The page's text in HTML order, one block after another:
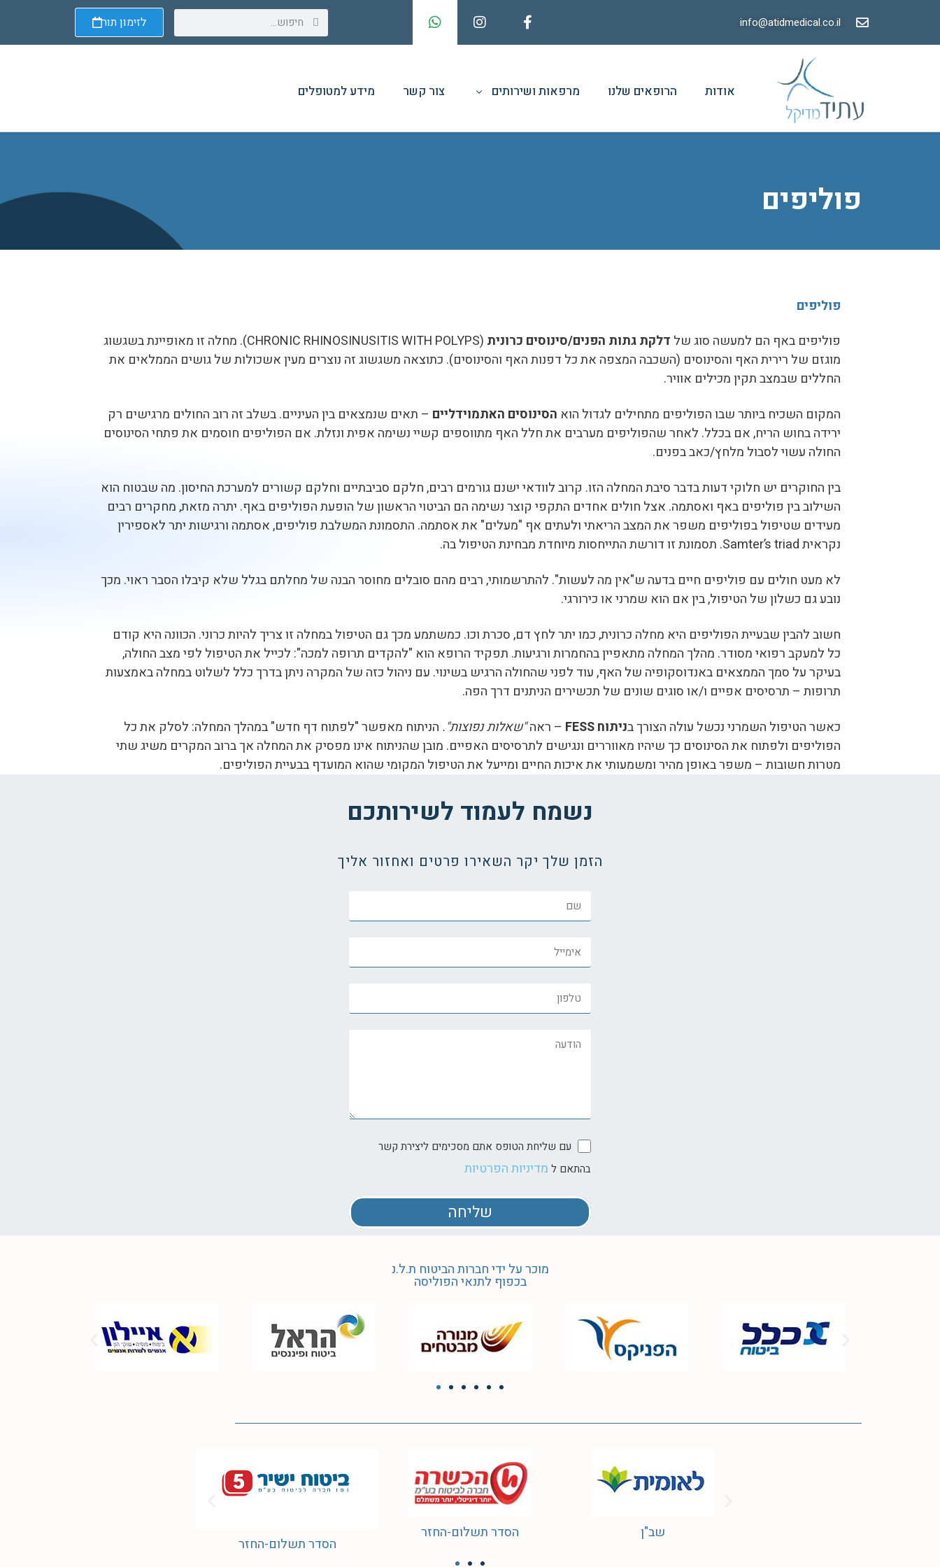
info@atidmedical.co.il לזימון תור
אודות הרופאים שלנו מרפאות ושירותים צור קשר מידע למטופלים
פוליפים
פוליפים
פוליפים באף הם למעשה סוג של דלקת גתות הפנים/סינוסים כרונית
(CHRONIC RHINOSINUSITIS WITH POLYPS). מחלה זו מאופיינת בשגשוג
מוגזם של רירית האף והסינוסים (השכבה המצפה את כל דפנות האף והסינוסים). כתוצאה משגשוג זה נוצרים מעין אשכולות של גושים הממלאים את
החללים שבמצב תקין מכילים אוויר.
המקום השכיח ביותר שבו הפוליפים מתחילים לגדול הוא הסינוסים האתמוידליים – תאים שנמצאים בין העיניים. בשלב זה רוב החולים מרגישים רק
ירידה בחוש הריח, אם בכלל. לאחר שהפוליפים מערבים את חלל האף מתווספים קשיי נשימה אפית ונזלת. אם הפוליפים חוסמים את פתחי הסינוסים
החולה עשוי לסבול מלחץ/כאב בפנים.
בין החוקרים יש חלוקי דעות בדבר סיבת המחלה הזו. קרוב לוודאי ישנם גורמים רבים, חלקם סביבתיים וחלקם קשורים למערכת החיסון. מה שבטוח הוא
השילוב בין פוליפים באף ואסתמה. אצל חולים אחדים התקפי קוצר נשימה הם הביטוי הראשון של הופעת הפוליפים באף. יתרה מזאת, מחקרים רבים
מעידים שטיפול בפוליפים משפר את המצב הריאתי ולעתים אף "מעלים" את אסתמה. התסמונת המשלבת פוליפים, אסתמה ורגישות יתר לאספירין
נקראית Samter’s triad. תסמונת זו דורשת התייחסות מיוחדת מבחינת הטיפול בה.
לא מעט חולים עם פוליפים חיים בדעה ש"אין מה לעשות". להתרשמותי, רבים מהם סובלים מחוסר הבנה של מחלתם בגלל שלא קיבלו הסבר ראוי. מכך
נובע גם כשלון של הטיפול, בין אם הוא שמרני או כירורגי.
חשוב להבין שבעיית הפוליפים היא מחלה כרונית, כמו יתר לחץ דם, סכרת וכו. כמשתמע מכך גם הטיפול במחלה זו צריך להיות כרוני. הכוונה היא קודם
כל למעקב רפואי מסודר. מהלך המחלה מתאפיין בהחמרות ורגיעות. תפקיד הרופא הוא "להקדים תרופה למכה": לכייל את הטיפול לפי מצב החולה,
בעיקר על סמך הממצאים באנדוסקופיה של האף, עוד לפני שהחולה הרגיש בשינוי. עם ניהול כזה של המקרה ניתן בדרך כלל לשלוט במחלה באמצעות
תרופות – תרסיסים אפיים ו/או סוגים שונים של תכשירים הניתנים דרך הפה.
כאשר הטיפול השמרני נכשל עולה הצורך בניתוח FESS – ראה"שאלות נפוצות". הניתוח מאפשר "לפתוח דף חדש" במהלך המחלה: לסלק את כל
הפוליפים ולפתוח את הסינוסים כך שיהיו מאווררים ונגישים לתרסיסים האפיים. מובן שהניתוח אינו מפסיק את המחלה אך ברוב המקרים משיג שתי
מטרות חשובות – משפר באופן מהיר ומשמעותי את איכות החיים ומייעל את הטיפול המקומי שהוא המועדף בבעיית הפוליפים.
נשמח לעמוד לשירותכם
הזמן שלך יקר השאירו פרטים ואחזור אליך
עם שליחת הטופס אתם מסכימים ליצירת קשר
בהתאם ל מדיניות הפרטיות
שליחה
מוכר על ידי חברות הביטוח ת.ל.נ
בכפוף לתנאי הפוליסה
הסדר תשלום-החזר
הסדר תשלום-החזר שב"ן